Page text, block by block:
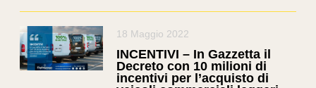
18 Maggio 2022
INCENTIVI – In Gazzetta il
Decreto con 10 milioni di
incentivi per l’acquisto di